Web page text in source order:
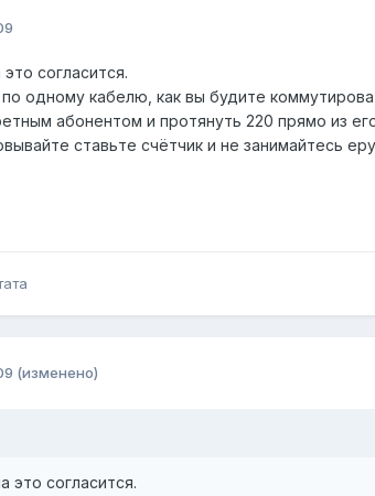
согласится.
одному кабелю, как вы будите
абонентом и протянуть 220 прямо из
ставьте счётчик и не занимайтесь
(изменено)
это согласится.